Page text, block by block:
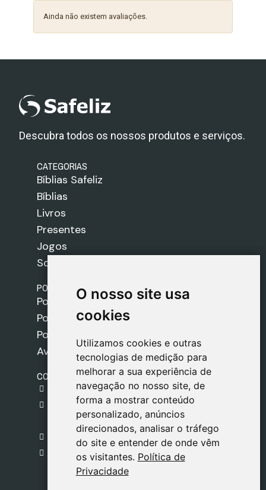
O nosso site usa
cookies
Utilizamos cookies e outras
tecnologias de medição para
melhorar a sua experiência de
navegação no nosso site, de
forma a mostrar conteúdo
personalizado, anúncios
direcionados, analisar o tráfego
do site e entender de onde vêm
os visitantes. Política de
Privacidade
O nosso site usa
cookies
Utilizamos cookies e outras
tecnologias de medição para
melhorar a sua experiência de
navegação no nosso site, de
forma a mostrar conteúdo
personalizado, anúncios
direcionados, analisar o tráfego
do site e entender de onde vêm
os visitantes. Política de
Privacidade
Ainda não existem avaliações.
Descubra todos os nossos produtos e serviços.
CATEGORIAS
Bíblias Safeliz
Bíblias
Livros
Presentes
Jogos
Sobre nós
POLÍTICAS
Política de Envios
Política de Cookies
Política de Privacidade
Aviso Legal
CONTACTO
gestion@safeliz.com
C. del Pradillo, 6, 28770 Colmenar Viejo,
Madrid
+34 918 459 877
Segunda a Sexta
09:00 - 13:00